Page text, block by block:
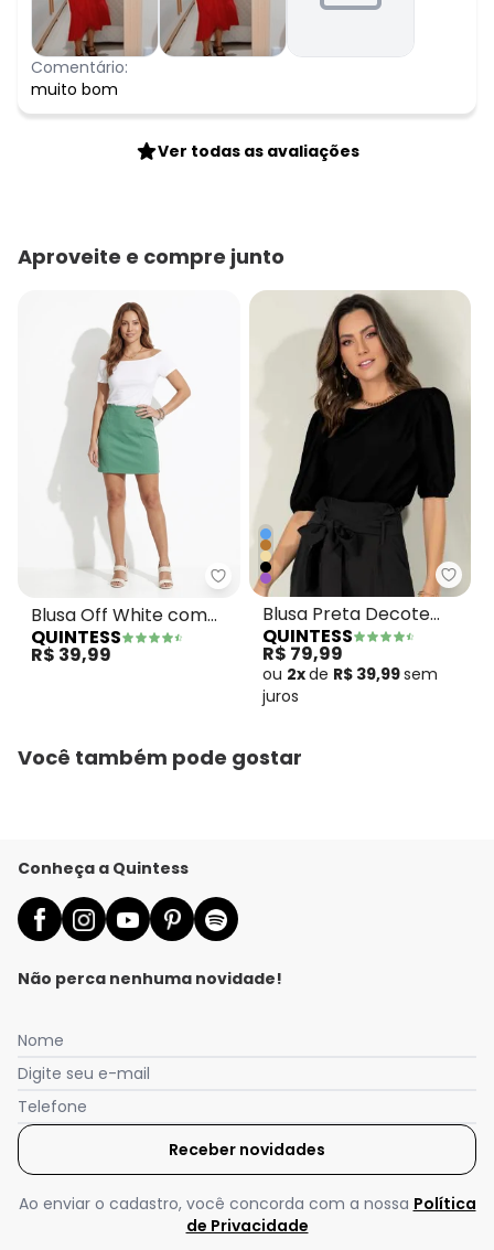
Comentário:
muito bom
Ver todas as avaliações
Aproveite e compre junto
Quintess - Blusa Off White
Blusa Off White com
Decote Canoa
QUINTESS
R$ 39,99
Blusa Preta Decote
Canoa com Mangas
Bufantes
QUINTESS
R$ 79,99
ou 2xde R$ 39,99sem
juros
Você também pode gostar
Conheça a Quintess
Não perca nenhuma novidade!
Nome
Digite seu e-mail
Telefone
Receber novidades
Ao enviar o cadastro, você concorda com a nossa Política
de Privacidade
Nós utilizamos cookies e tecnologias similares para melhorar sua
experiência de compra, incluindo conteúdo relevante e
publicidade personalizada. Ao continuar navegando, entendemos
que você está ciente e concorda com a nossa Política de
para saber mais.